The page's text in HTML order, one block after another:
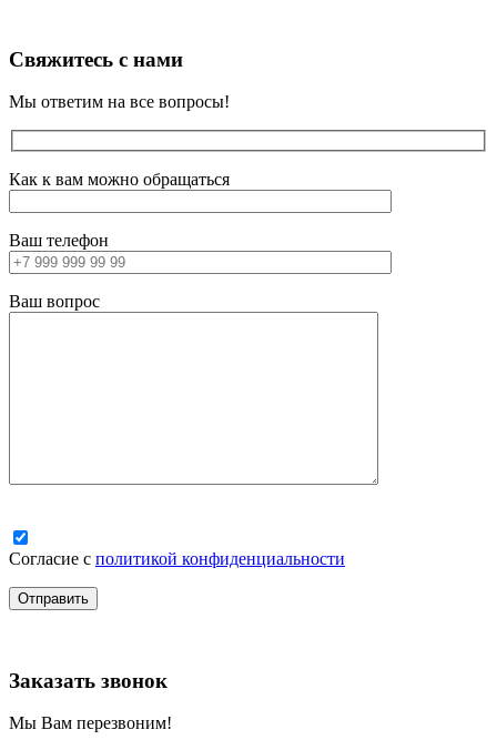
Свяжитесь с нами
Мы ответим на все вопросы!
Как к вам можно обращаться
Ваш телефон
Ваш вопрос
Согласие с политикой конфиденциальности
Заказать звонок
Мы Вам перезвоним!